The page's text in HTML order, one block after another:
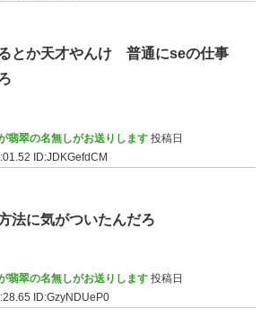
とか天才やんけ 普通にseの仕事
翡翠の名無しがお送りします 投稿日
ID:JDKGefdCM
法に気がついたんだろ
翡翠の名無しがお送りします 投稿日
ID:GzyNDUeP0